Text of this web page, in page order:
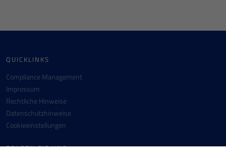
QUICKLINKS
Compliance Management
Impressum
Rechtliche Hinweise
Datenschutzhinweise
Cookieeinstellungen
FOLGEN SIE UNS